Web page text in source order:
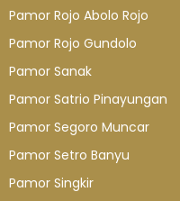
Pamor Rojo Abolo Rojo
Pamor Rojo Gundolo
Pamor Sanak
Pamor Satrio Pinayungan
Pamor Segoro Muncar
Pamor Setro Banyu
Pamor Singkir